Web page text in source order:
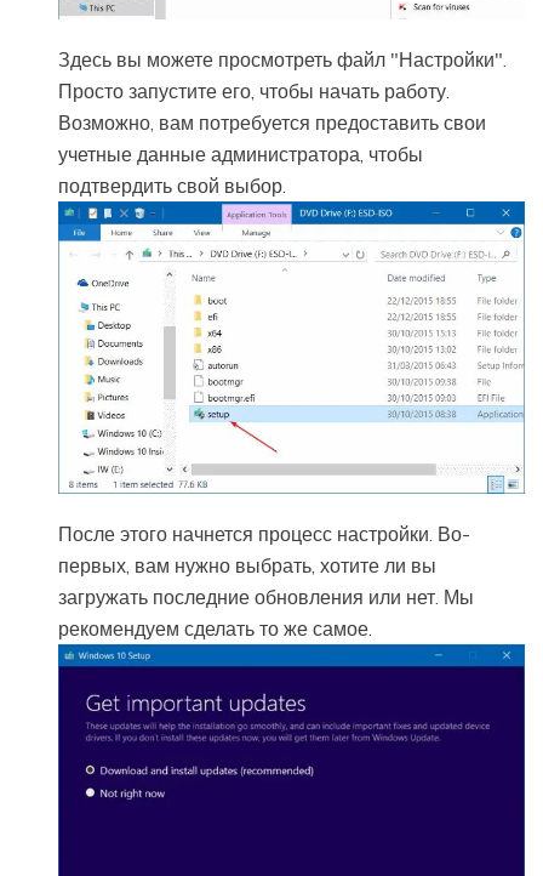
Здесь вы можете просмотреть файл "Настройки".
Просто запустите его, чтобы начать работу.
Возможно, вам потребуется предоставить свои
учетные данные администратора, чтобы
подтвердить свой выбор.
После этого начнется процесс настройки. Во-
первых, вам нужно выбрать, хотите ли вы
загружать последние обновления или нет. Мы
рекомендуем сделать то же самое.